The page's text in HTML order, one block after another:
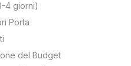
4 giorni)
Porta
del Budget